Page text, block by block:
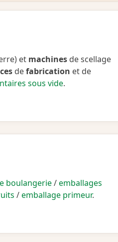
et machines de scellage
defabrication et de
sous vide.
boulangerie/emballages
/emballage primeur.